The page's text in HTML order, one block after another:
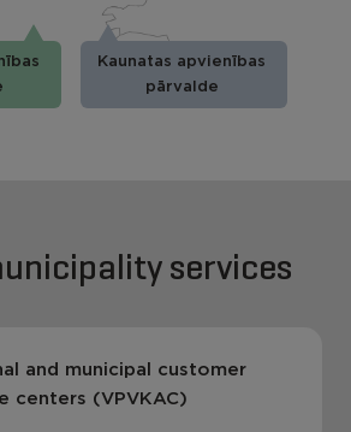
Kaunatas apvienības
pārvalde
services
and municipal customer
centers (VPVKAC)